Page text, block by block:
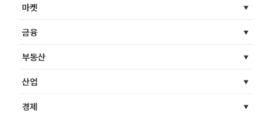
마켓
금융
부동산
산업
경제